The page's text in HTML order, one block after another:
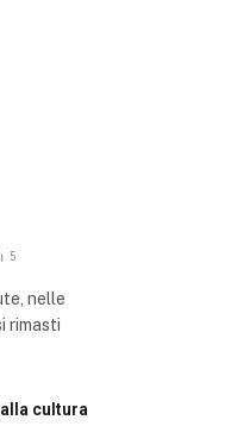
5
nelle
rimasti
cultura